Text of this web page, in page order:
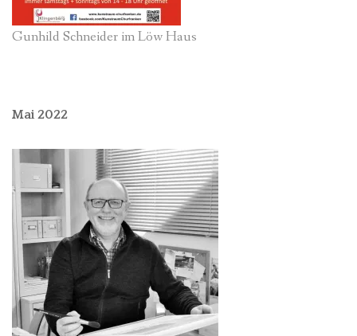
Gunhild Schneider im Löw Haus
Mai 2022